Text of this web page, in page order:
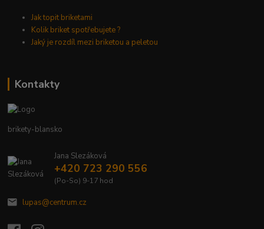
Jak topit briketami
Kolik briket spotřebujete ?
Jaký je rozdíl mezi briketou a peletou
Kontakty
brikety-blansko
Jana Slezáková
+420 723 290 556
(Po-So) 9-17 hod
lupas@centrum.cz